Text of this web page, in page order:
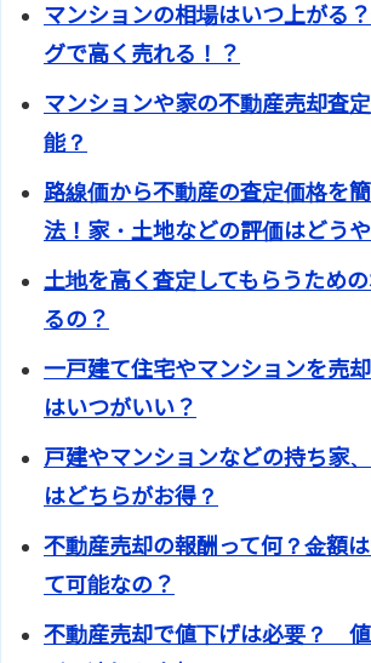
マンションの相場はいつ上がる
グで高く売れる！？
マンションや家の不動産売却査
能？
路線価から不動産の査定価格を
法！家・土地などの評価はどう
土地を高く査定してもらうため
るの？
一戸建て住宅やマンションを売
はいつがいい？
戸建やマンションなどの持ち家
はどちらがお得？
不動産売却の報酬って何？金額
て可能なの？
不動産売却で値下げは必要？